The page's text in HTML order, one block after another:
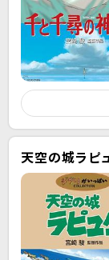
天空の城ラピ